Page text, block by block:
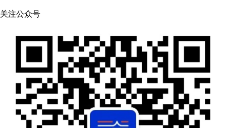
关注公众号